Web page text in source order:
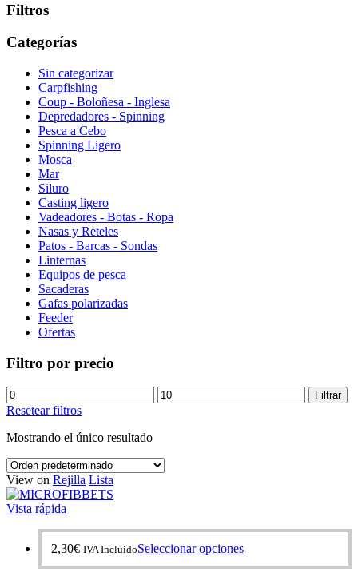
Filtros
Categorías
Sin categorizar
Carpfishing
Coup - Boloñesa - Inglesa
Depredadores - Spinning
Pesca a Cebo
Spinning Ligero
Mosca
Mar
Siluro
Casting ligero
Vadeadores - Botas - Ropa
Nasas y Reteles
Patos - Barcas - Sondas
Linternas
Equipos de pesca
Sacaderas
Gafas polarizadas
Feeder
Ofertas
Filtro por precio
Precio
mínimo
Precio
máximo
Filtrar
Resetear filtros
Mostrando el único resultado
View on Rejilla Lista
Vista rápida
2,30€ IVA IncluidoSeleccionar opcionesEste
producto